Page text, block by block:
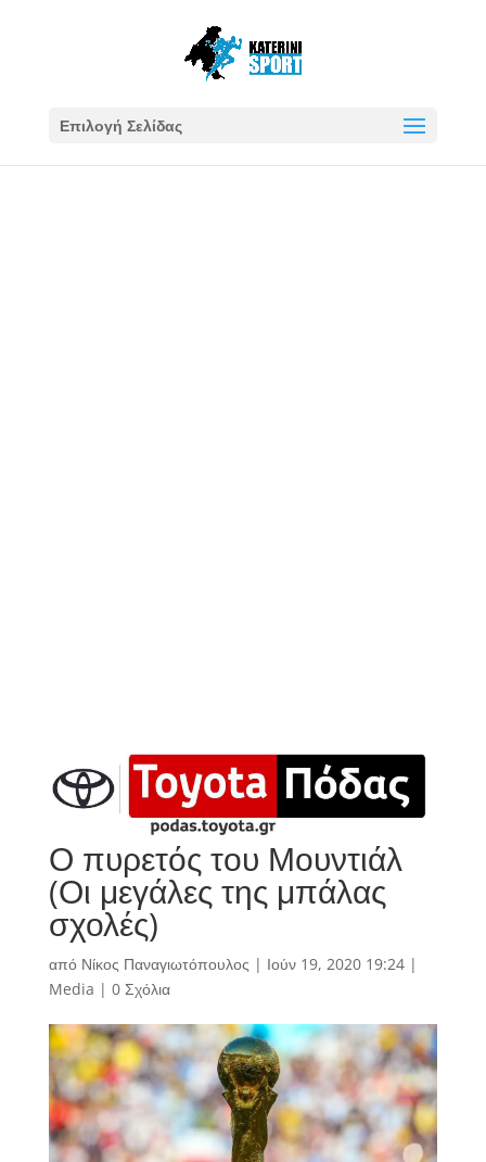
Επιλογή Σελίδας
Ο πυρετός του Μουντιάλ
(Οι μεγάλες της μπάλας
σχολές)
από Νίκος Παναγιωτόπουλος | Ιούν 19, 2020 19:24|
Media | 0 Σχόλια